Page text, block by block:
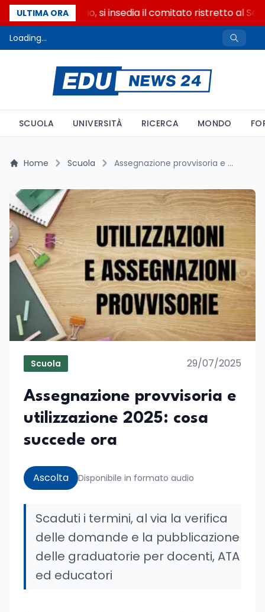
ULTIMA ORA
Riforma del calcio, si insedia il comitato ristretto al
Loading...
SCUOLA UNIVERSITÀ RICERCA MONDO
Home Scuola Assegnazione provvisoria e utilizzazione 2025: cosa succede ora
Scuola 29/07/2025
Assegnazione provvisoria e
utilizzazione 2025: cosa
succede ora
Ascolta Disponibile in formato audio
Scaduti i termini, al via la verifica
delle domande e la pubblicazione
delle graduatorie per docenti, ATA
ed educatori